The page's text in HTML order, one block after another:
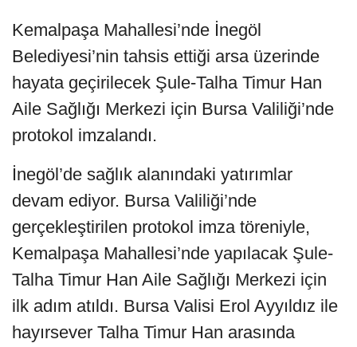
Kemalpaşa Mahallesi’nde İnegöl
Belediyesi’nin tahsis ettiği arsa üzerinde
hayata geçirilecek Şule-Talha Timur Han
Aile Sağlığı Merkezi için Bursa Valiliği’nde
protokol imzalandı.
İnegöl’de sağlık alanındaki yatırımlar
devam ediyor. Bursa Valiliği’nde
gerçekleştirilen protokol imza töreniyle,
Kemalpaşa Mahallesi’nde yapılacak Şule-
Talha Timur Han Aile Sağlığı Merkezi için
ilk adım atıldı. Bursa Valisi Erol Ayyıldız ile
hayırsever Talha Timur Han arasında